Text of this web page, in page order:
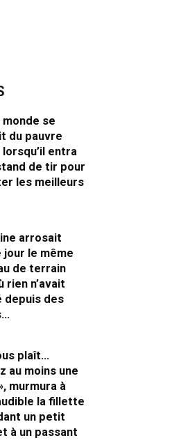
se
du pauvre
entra
de tir pour
les meilleurs
arrosait
jour le même
de terrain
rien n’avait
depuis des
plaît…
au moins une
murmura à
la fillette
un petit
à un passant